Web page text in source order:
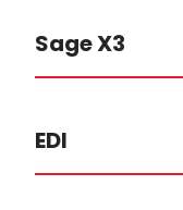
Sage X3
EDI